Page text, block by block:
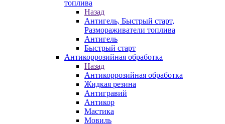
топлива
Назад
Антигель, Быстрый старт,
Размораживатели топлива
Антигель
Быстрый старт
Антикоррозийная обработка
Назад
Антикоррозийная обработка
Жидкая резина
Антигравий
Антикор
Мастика
Мовиль